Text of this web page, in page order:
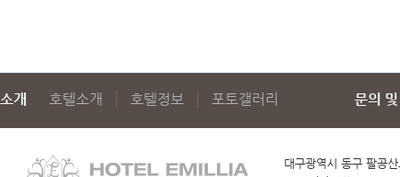
소개 호텔소개 호텔정보 포토갤러리 문의
대구광역시 동구 팔공